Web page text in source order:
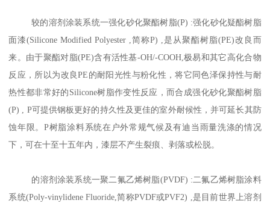
较的溶剂涂装系统一强化砂化聚酯树脂(P) :强化砂化疑酯树脂
面漆(Silicone Modified Polyester ,简称P) ,是从聚酯树脂(PE)改良而
来。由于聚酯对脂(PE)含有活性基-OH/-COOH,极易和其它高化合物
反应，所以为改良PE的耐阳光性与粉化性，将它同色泽保持性与耐
热性都非常好的Silicone树脂作变性反应，而合成强化砂化聚酯树脂
(P) , P可提供钢板更好的持久性及更佳的室外耐候性，并可延长其防
蚀年限。P树脂涂料系统在户外常规气候及有迪当雨量洗涤的情况
下，可在十至十五年内，漆层不产生裂痕、剥落或松脱。
的溶剂涂装系统一聚二氟乙烯树脂(PVDF) :二氟乙烯树脂涂料
系统(Poly-vinylidene Fluoride,简称PVDF或PVF2) ,是目前世界上溶剂